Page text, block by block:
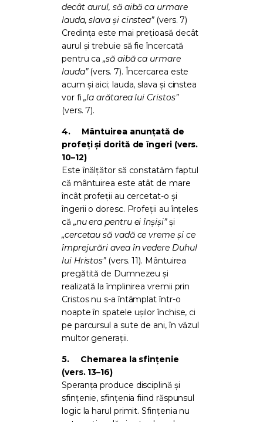
decât aurul, să aibă ca urmare
lauda, slava și cinstea”(vers. 7)
Credința este mai prețioasă decât
aurul și trebuie să fie încercată
pentru ca„să aibă ca urmare
lauda”(vers. 7). Încercarea este
acum și aici; lauda, slava și cinstea
vor fi„la arătarea lui Cristos”
(vers. 7).
4.
Mântuirea anunțată de
profeți și dorită de îngeri (vers.
10–12)
Este înălțător să constatăm faptul
că mântuirea este atât de mare
încât profeții au cercetat-o și
îngerii o doresc. Profeții au înțeles
că „nu era pentru ei înșiși”și
„cercetau să vadă ce vreme și ce
împrejurări avea în vedere Duhul
lui Hristos”(vers. 11). Mântuirea
pregătită de Dumnezeu și
realizată la împlinirea vremii prin
Cristos nu s-a întâmplat într-o
noapte în spatele ușilor închise, ci
pe parcursul a sute de ani, în văzul
multor generații.
5.
Chemarea la sfințenie
(vers. 13–16)
Speranța produce disciplină și
sfințenie, sfințenia fiind răspunsul
logic la harul primit. Sfințenia nu